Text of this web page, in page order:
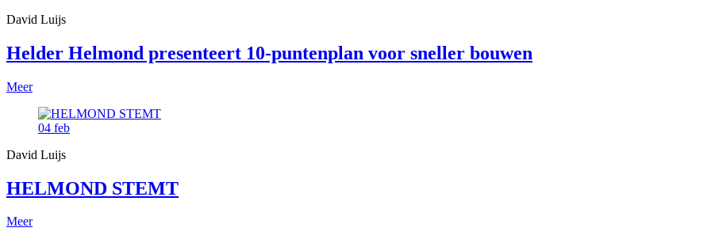
David Luijs
Helder Helmond presenteert 10-puntenplan voor sneller bouwen
Meer
04 feb
David Luijs
HELMOND STEMT
Meer